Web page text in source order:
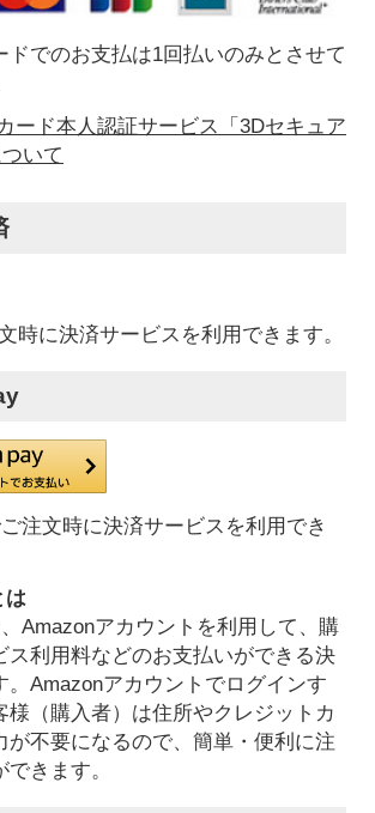
ドでのお支払は1回払いのみとさせて
ード本人認証サービス「3Dセキュア
いて
時に決済サービスを利用できます。
注文時に決済サービスを利用でき
は
Amazonアカウントを利用して、購
ス利用料などのお支払いができる決
。Amazonアカウントでログインす
様（購入者）は住所やクレジットカ
が不要になるので、簡単・便利に注
きます。